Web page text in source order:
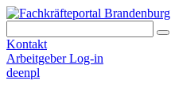
Kontakt
Arbeitgeber Log-in
deenpl